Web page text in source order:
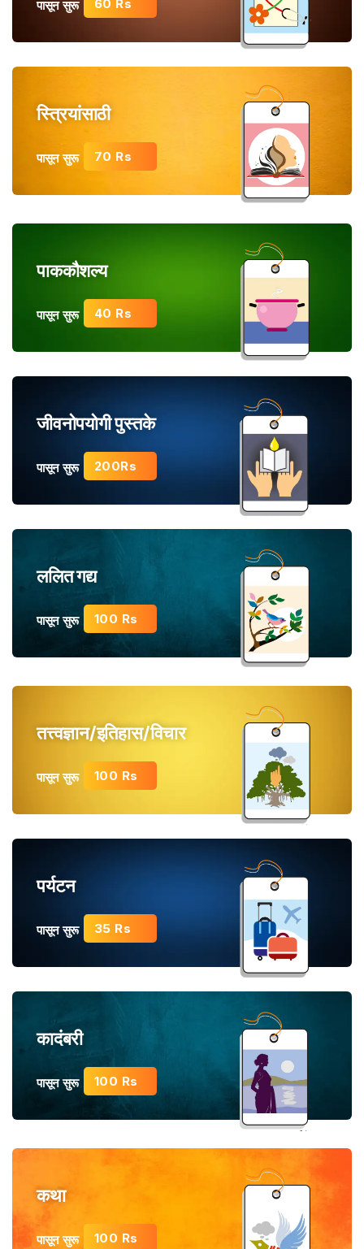
पासून सुरू 60 Rs
स्त्रियांसाठी
पासून सुरू 70 Rs
पाककौशल्य
पासून सुरू 40 Rs
जीवनोपयोगी पुस्तके
पासून सुरू 200Rs
ललित गद्य
पासून सुरू 100 Rs
तत्त्वज्ञान/इतिहास/विचार
पासून सुरू 100 Rs
पर्यटन
पासून सुरू 35 Rs
कादंबरी
पासून सुरू 100 Rs
कथा
पासून सुरू 100 Rs